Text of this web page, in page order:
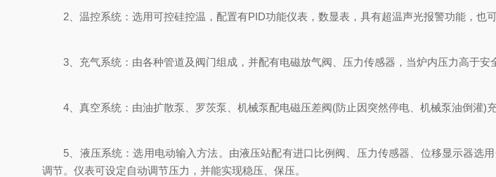
2、温控系统：选用可控硅控温，配置有PID功能仪表，数显表，具有超温声光报警功能，也
3、充气系统：由各种管道及阀门组成，并配有电磁放气阀、压力传感器，当炉内压力高于安
4、真空系统：由油扩散泵、罗茨泵、机械泵配电磁压差阀(防止因突然停电、机械泵油倒灌)
5、液压系统：选用电动输入方法。由液压站配有进口比例阀、压力传感器、位移显示器选
调节。仪表可设定自动调节压力，并能实现稳压、保压。